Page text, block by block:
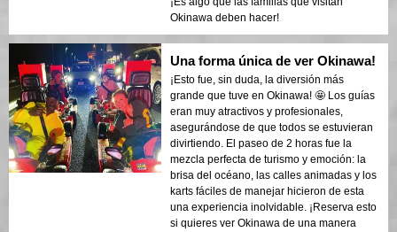
Okinawa deben hacer!
Una forma única de ver Okinawa!
¡Esto fue, sin duda, la diversión más
grande que tuve en Okinawa! 🤩 Los guías
eran muy atractivos y profesionales,
asegurándose de que todos se estuvieran
divirtiendo. El paseo de 2 horas fue la
mezcla perfecta de turismo y emoción: la
brisa del océano, las calles animadas y los
karts fáciles de manejar hicieron de esta
una experiencia inolvidable. ¡Reserva esto
si quieres ver Okinawa de una manera